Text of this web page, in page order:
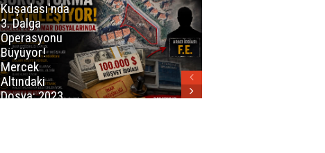
Kuşadası'nda
3. Dalga
Operasyonu
Büyüyor!
Mercek
Altındaki
Dosya: 2023